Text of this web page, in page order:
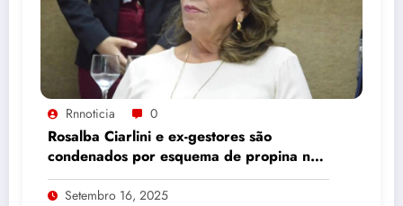
Rnnoticia 0
Rosalba Ciarlini e ex-gestores são
condenados por esquema de propina na
construção da Arena das Dunas
Setembro 16, 2025